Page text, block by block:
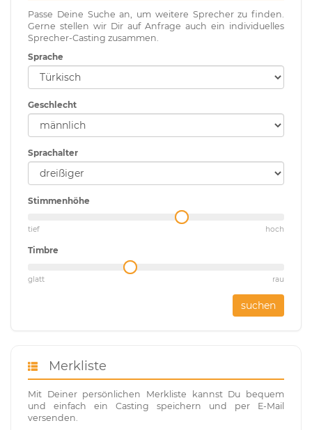
Passe Deine Suche an, um weitere Sprecher zu finden.
Gerne stellen wir Dir auf Anfrage auch ein individuelles
Sprecher-Casting zusammen.
Sprache
Geschlecht
Sprachalter
Stimmenhöhe
tief hoch
Timbre
glatt rau
suchen
Merkliste
Mit Deiner persönlichen Merkliste kannst Du bequem
und einfach ein Casting speichern und per E-Mail
versenden.